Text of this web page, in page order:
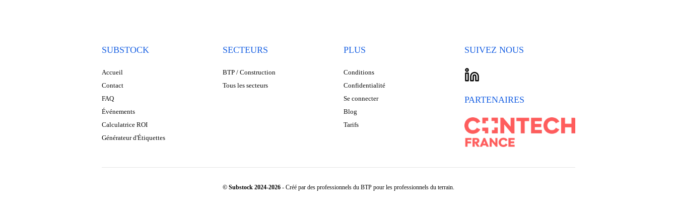
SUBSTOCK
Accueil
Contact
FAQ
Événements
Calculatrice ROI
Générateur d'Étiquettes
SECTEURS
BTP / Construction
Tous les secteurs
PLUS
Conditions
Confidentialité
Se connecter
Blog
Tarifs
SUIVEZ NOUS
PARTENAIRES
© Substock 2024-2026 - Créé par des professionnels du BTP pour les professionnels du terrain.